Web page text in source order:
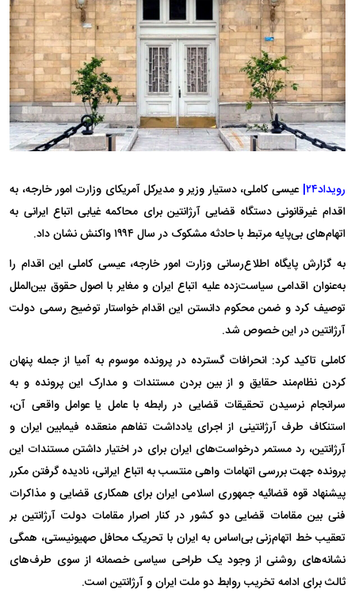
رویداد۲۴|
عیسی کاملی، دستیار وزیر و مدیرکل آمریکای وزارت امور خارجه، به
اقدام غیرقانونی دستگاه قضایی آرژانتین برای محاکمه غیابی اتباع ایرانی به
اتهام‌های بی‌پایه مرتبط با حادثه مشکوک در سال ۱۹۹۴ واکنش نشان داد.
به گزارش پایگاه اطلاع‌رسانی وزارت امور خارجه، عیسی کاملی این اقدام را
به‌عنوان اقدامی سیاست‌زده علیه اتباع ایران و مغایر با اصول حقوق بین‌الملل
توصیف کرد و ضمن محکوم دانستن این اقدام خواستار توضیح رسمی دولت
آرژانتین در این خصوص شد.
کاملی تاکید کرد: انحرافات گسترده در پرونده موسوم به آمیا از جمله پنهان
کردن نظام‌مند حقایق و از بین بردن مستندات و مدارک این پرونده و به
سرانجام نرسیدن تحقیقات قضایی در رابطه با عامل یا عوامل واقعی آن،
استنکاف طرف آرژانتینی از اجرای یادداشت تفاهم منعقده فیمابین ایران و
آرژانتین، رد مستمر درخواست‌های ایران برای در اختیار داشتن مستندات این
پرونده جهت بررسی اتهامات واهی منتسب به اتباع ایرانی، نادیده گرفتن مکرر
پیشنهاد قوه قضائیه جمهوری اسلامی ایران برای همکاری قضایی و مذاکرات
فنی بین مقامات قضایی دو کشور در کنار اصرار مقامات دولت آرژانتین بر
تعقیب خط اتهام‌زنی بی‌اساس به ایران با تحریک محافل صهیونیستی، همگی
نشانه‌های روشنی از وجود یک طراحی سیاسی خصمانه از سوی طرف‌های
ثالث برای ادامه تخریب روابط دو ملت ایران و آرژانتین است.